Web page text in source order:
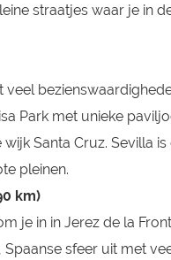
straatjes waar je in
Park met unieke
Santa Cruz. Sevilla
pleinen.
km)
je in in Jerez de la
sfeer uit met